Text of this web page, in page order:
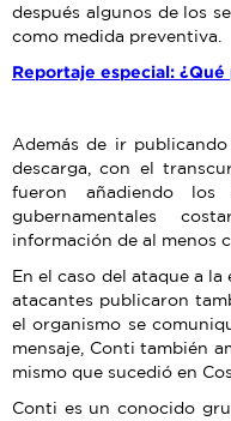
después algunos de los
como medida preventiva.
Reportaje especial: ¿Qué
Además de ir
descarga, con el
fueron añadiendo los
gubernamentales
información de al menos
En el caso del ataque a
atacantes publicaron
el organismo se
mensaje, Conti también
mismo que sucedió en
Conti es un conocido